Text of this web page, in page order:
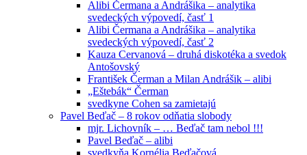
Alibi Čermana a Andrášika – analytika
svedeckých výpovedí, časť 1
Alibi Čermana a Andrášika – analytika
svedeckých výpovedí, časť 2
Kauza Cervanová – druhá diskotéka a svedok
Antošovský
František Čerman a Milan Andrášik – alibi
„Eštebák“ Čerman
svedkyne Cohen sa zamietajú
Pavel Beďač – 8 rokov odňatia slobody
mjr. Lichovník – … Beďač tam nebol !!!
Pavel Beďač – alibi
svedkyňa Kornélia Beďačová